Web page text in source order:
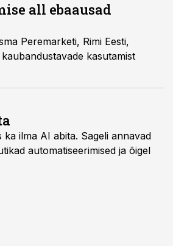
all ebaausad
Peremarketi, Rimi Eesti,
kasutamist
ilma AI abita. Sageli annavad
automatiseerimised ja õigel